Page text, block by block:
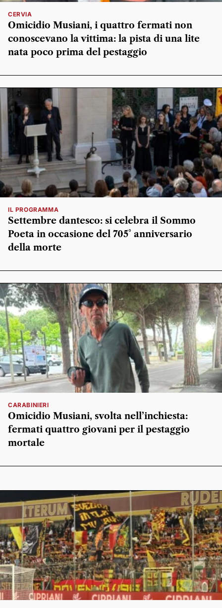
CERVIA
Omicidio Musiani, i quattro fermati non
conoscevano la vittima: la pista di una lite
nata poco prima del pestaggio
IL PROGRAMMA
Settembre dantesco: si celebra il Sommo
Poeta in occasione del 705° anniversario
della morte
CARABINIERI
Omicidio Musiani, svolta nell’inchiesta:
fermati quattro giovani per il pestaggio
mortale